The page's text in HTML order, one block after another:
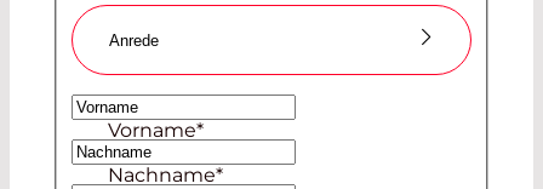
Anrede
Frau
Herr
Vorname*
Nachname*